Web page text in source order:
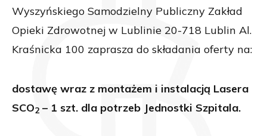
Wyszyńskiego Samodzielny Publiczny Zakład
Opieki Zdrowotnej w Lublinie 20-718 Lublin Al.
Kraśnicka 100 zaprasza do składania oferty na:
dostawę wraz z montażem i instalacją Lasera
SCO2 – 1 szt. dla potrzeb Jednostki Szpitala.